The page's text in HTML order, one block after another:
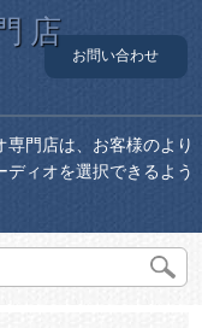
店
お問い合わせ
門店は、お客様のより
ィオを選択できるよう